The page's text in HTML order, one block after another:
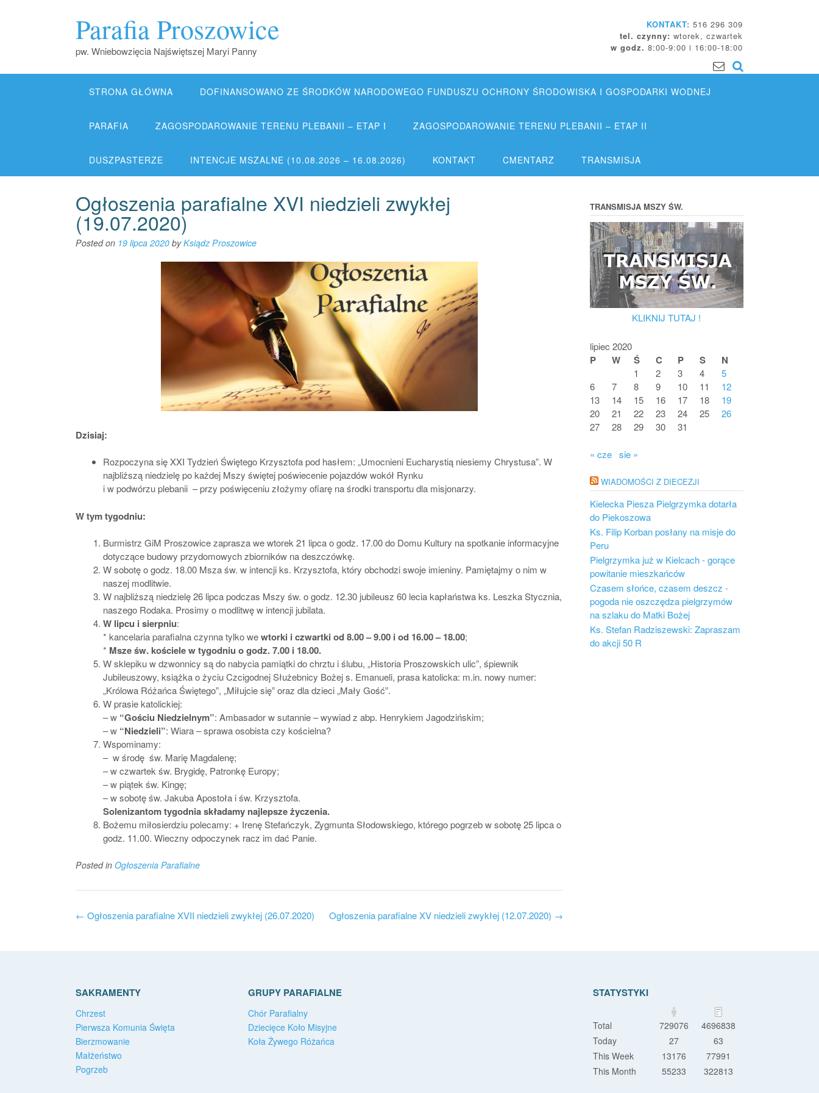
Parafia Proszowice
pw. Wniebowzięcia Najświętszej Maryi Panny
KONTAKT: 516 296 309
tel. czynny: wtorek, czwartek
w godz. 8:00-9:00 i 16:00-18:00
STRONA GŁÓWNA DOFINANSOWANO ZE ŚRODKÓW NARODOWEGO FUNDUSZU OCHRONY ŚRODOWISKA I GOSPODARKI WODNEJ
PARAFIA ZAGOSPODAROWANIE TERENU PLEBANII – ETAP I ZAGOSPODAROWANIE TERENU PLEBANII – ETAP II
DUSZPASTERZE INTENCJE MSZALNE (10.08.2026 – 16.08.2026) KONTAKT CMENTARZ TRANSMISJA
Ogłoszenia parafialne XVI niedzieli zwykłej
(19.07.2020)
Posted on 19 lipca 2020 byKsiądz Proszowice
Dzisiaj:
Rozpoczyna się XXI Tydzień Świętego Krzysztofa pod hasłem: „Umocnieni Eucharystią niesiemy Chrystusa”. W
najbliższą niedzielę po każdej Mszy świętej poświecenie pojazdów wokół Rynku
i w podwórzu plebanii – przy poświęceniu złożymy ofiarę na środki transportu dla misjonarzy.
W tym tygodniu:
Burmistrz GiM Proszowice zaprasza we wtorek 21 lipca o godz. 17.00 do Domu Kultury na spotkanie informacyjne
dotyczące budowy przydomowych zbiorników na deszczówkę.
W sobotę o godz. 18.00 Msza św. w intencji ks. Krzysztofa, który obchodzi swoje imieniny. Pamiętajmy o nim w
naszej modlitwie.
W najbliższą niedzielę 26 lipca podczas Mszy św. o godz. 12.30 jubileusz 60 lecia kapłaństwa ks. Leszka Stycznia,
naszego Rodaka. Prosimy o modlitwę w intencji jubilata.
W lipcu i sierpniu:
* kancelaria parafialna czynna tylko wewtorki i czwartki od 8.00 – 9.00 i od 16.00 – 18.00;
* Msze św. kościele w tygodniu o godz. 7.00 i 18.00.
W sklepiku w dzwonnicy są do nabycia pamiątki do chrztu i ślubu, „Historia Proszowskich ulic”, śpiewnik
Jubileuszowy, książka o życiu Czcigodnej Służebnicy Bożej s. Emanueli, prasa katolicka: m.in. nowy numer:
„Królowa Różańca Świętego”, „Miłujcie się” oraz dla dzieci „Mały Gość”.
W prasie katolickiej:
– w “Gościu Niedzielnym”: Ambasador w sutannie – wywiad z abp. Henrykiem Jagodzińskim;
– w “Niedzieli”: Wiara – sprawa osobista czy kościelna?
Wspominamy:
– w środę św. Marię Magdalenę;
– w czwartek św. Brygidę, Patronkę Europy;
– w piątek św. Kingę;
– w sobotę św. Jakuba Apostoła i św. Krzysztofa.
Solenizantom tygodnia składamy najlepsze życzenia.
Bożemu miłosierdziu polecamy: + Irenę Stefańczyk, Zygmunta Słodowskiego, którego pogrzeb w sobotę 25 lipca o
godz. 11.00. Wieczny odpoczynek racz im dać Panie.
Posted in Ogłoszenia Parafialne
Post
Ogłoszenia parafialne XV niedzieli zwykłej (12.07.2020) →
← Ogłoszenia parafialne XVII niedzieli zwykłej (26.07.2020)
TRANSMISJA MSZY ŚW.
KLIKNIJ TUTAJ !
lipiec 2020
P W Ś C P S N
1 2 3 4
5
6
7 8 9 10 11
12
13
14 15 16 17 18
19
20
21 22 23 24 25
26
27
28 29 30 31
« cze sie »
WIADOMOŚCI Z DIECEZJI
Kielecka Piesza Pielgrzymka dotarła
do Piekoszowa
Ks. Filip Korban posłany na misje do
Peru
Pielgrzymka już w Kielcach - gorące
powitanie mieszkańców
Czasem słońce, czasem deszcz -
pogoda nie oszczędza pielgrzymów
na szlaku do Matki Bożej
Ks. Stefan Radziszewski: Zapraszam
do akcji 50 R
SAKRAMENTY
Chrzest
Pierwsza Komunia Święta
Bierzmowanie
Małżeństwo
Pogrzeb
GRUPY PARAFIALNE
Chór Parafialny
Dziecięce Koło Misyjne
Koła Żywego Różańca
STATYSTYKI
Total 729076
4696838
Today
27
63
This Week
13176
77991
This Month
55233 322813